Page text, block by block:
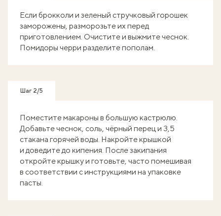
Если брокколи и зеленый стручковый горошек
заморожены, разморозьте их перед
приготовлением. Очистите и выжмите чеснок.
Помидоры черри разделите пополам.
Шаг 2/5
Поместите макароны в большую кастрюлю.
Добавьте чеснок, соль, чёрный перец и 3,5
стакана горячей воды. Накройте крышкой
и доведите до кипения. После закипания
откройте крышку и готовьте, часто помешивая
в соответствии с инструкциями на упаковке
пасты.